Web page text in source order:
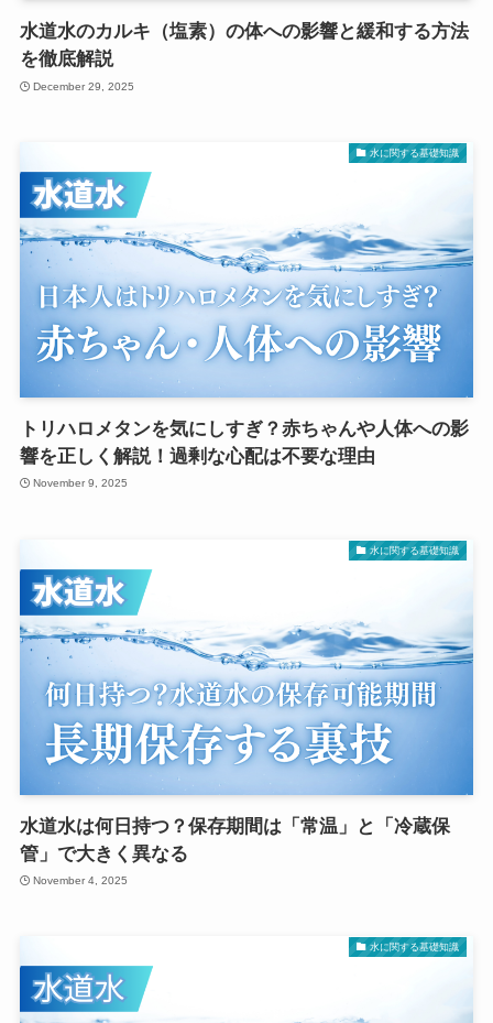
水道水のカルキ（塩素）の体への影響と緩和する方法
を徹底解説
December 29, 2025
水に関する基礎知識
トリハロメタンを気にしすぎ？赤ちゃんや人体への影
響を正しく解説！過剰な心配は不要な理由
November 9, 2025
水に関する基礎知識
水道水は何日持つ？保存期間は「常温」と「冷蔵保
管」で大きく異なる
November 4, 2025
水に関する基礎知識